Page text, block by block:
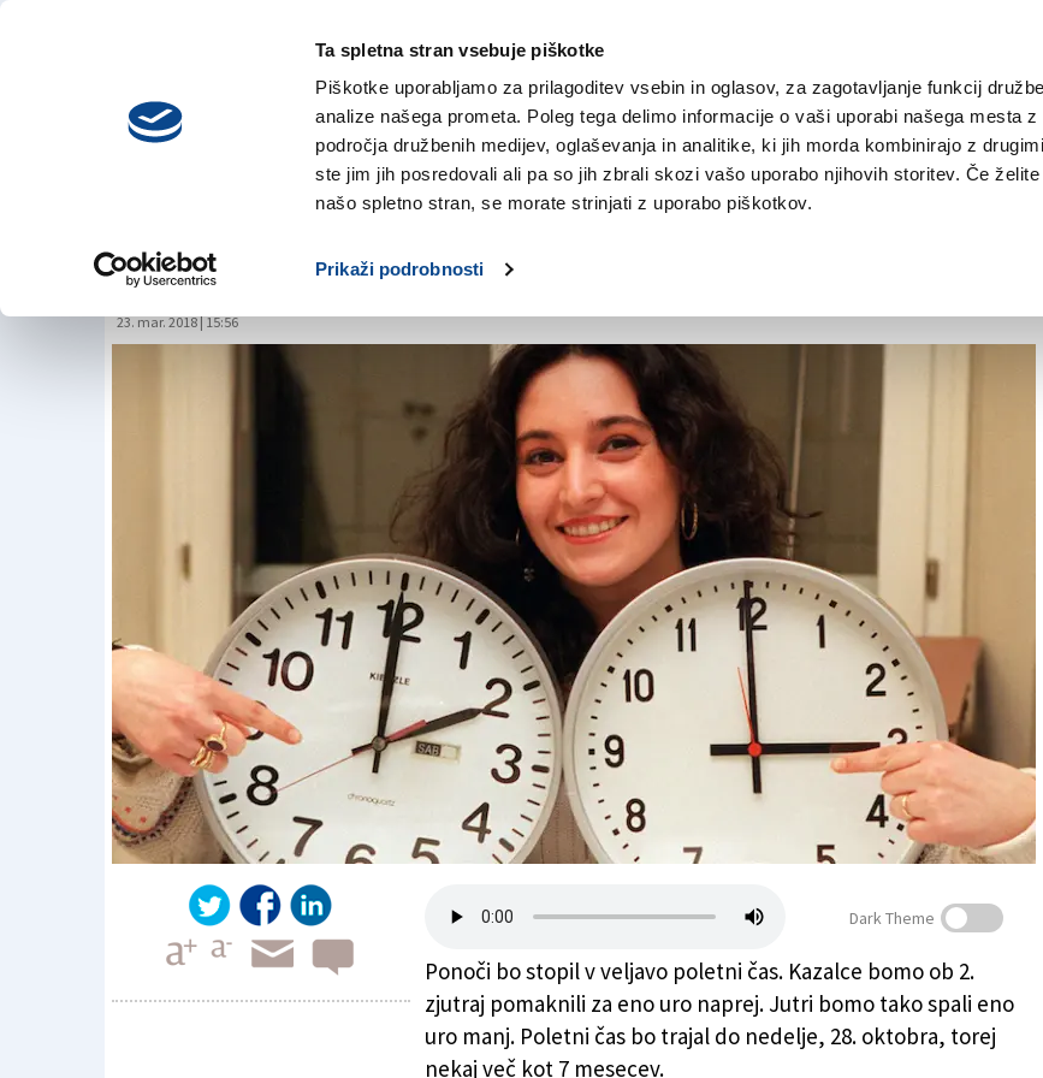
Ta spletna stran vsebuje piškotke
Piškotke uporabljamo za prilagoditev vsebin in oglasov, za zagotavljanje funkcij
analize našega prometa. Poleg tega delimo informacije o vaši uporabi našega mesta
področja družbenih medijev, oglaševanja in analitike, ki jih morda kombinirajo z
ste jim jih posredovali ali pa so jih zbrali skozi vašo uporabo njihovih storitev. Če
našo spletno stran, se morate strinjati z uporabo piškotkov.
Prikaži podrobnosti
četrtek,
6. avgusta 2026
NOVICE TRŽAŠKA GORIŠKA KULTURA ŠPORT ŠE
Nocoj ne pozabite pomakniti urinih
kazalcev
23. mar. 2018 | 15:56
Dark Theme
Ponoči bo stopil v veljavo poletni čas. Kazalce bomo ob 2.
zjutraj pomaknili za eno uro naprej. Jutri bomo tako spali eno
uro manj. Poletni čas bo trajal do nedelje, 28. oktobra, torej
nekaj več kot 7 mesecev.